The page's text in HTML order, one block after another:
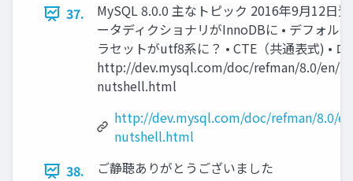
37.
MySQL 8.0.0 主なトピック 2016年9月12日登
ータディクショナリがInnoDBに • デフォル
ラセットがutf8系に？ • CTE（共通表式) • ロ
http://dev.mysql.com/doc/refman/8.0/en/
nutshell.html
http://dev.mysql.com/doc/refman/8.0/
nutshell.html
38.
ご静聴ありがとうございました